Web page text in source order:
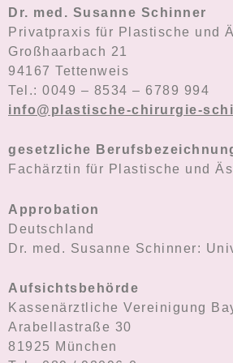
Dr. med. Susanne Schinner
Privatpraxis für Plastische und
Großhaarbach 21
94167 Tettenweis
Tel.: 0049 – 8534 – 6789 994
info@plastische-chirurgie-
gesetzliche
Fachärztin für Plastische und
Approbation
Deutschland
Dr. med. Susanne Schinner:
Aufsichtsbehörde
Kassenärztliche Vereinigung
Arabellastraße 30
81925 München